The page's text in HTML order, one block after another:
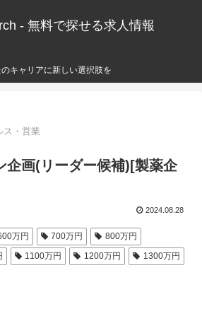
- 無料で探せる求人情報
キャリアに新しい選択肢を
ス・営業
企画(リーダー候補)[製薬企
2024.08.28
万円 700万円
800万円
1100万円 1200万円
1300万円